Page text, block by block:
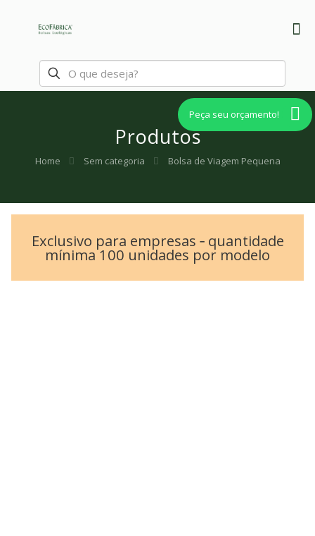
Produtos
Peça seu orçamento!
Home Sem categoria Bolsa de Viagem Pequena
Exclusivo para empresas ‐ quantidade
mínima 100 unidades por modelo